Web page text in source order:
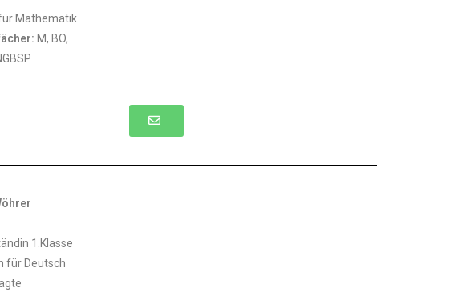
Mathematik
M, BO,
1.Klasse
für Deutsch